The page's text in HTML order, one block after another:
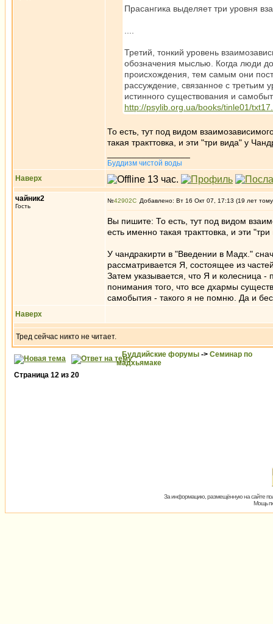
Прасангика выделяет три уровня
Третий, тонкий уровень
обозначения мыслью. Когда люди
происхождения, тем самым они
рассуждение, связанное с третьим
истинного существования и
http://psylib.org.ua/books/tinle01/
То есть, тут под видом
такая тракттовка, и эти "три вида" у
Буддизм чистой воды
Наверх
чайник2
Гость
№42902 Добавлено: Вт 16 Окт 07, 17:13 (19 лет
Вы пишите: То есть, тут под видом
есть именно такая тракттовка, и эти
У чандракирти в "Введении в Мадх."
рассматривается Я, состоящее из
Затем указывается, что Я и колесница
понимания того, что все дхармы
самобытия - такого я не помню. Да и
Наверх
Тред сейчас никто не читает.
Буддийские форумы -> Семинар по
мадхьямаке
Страница 12 из 20
За информацию, размещённую на сайте
Мощь